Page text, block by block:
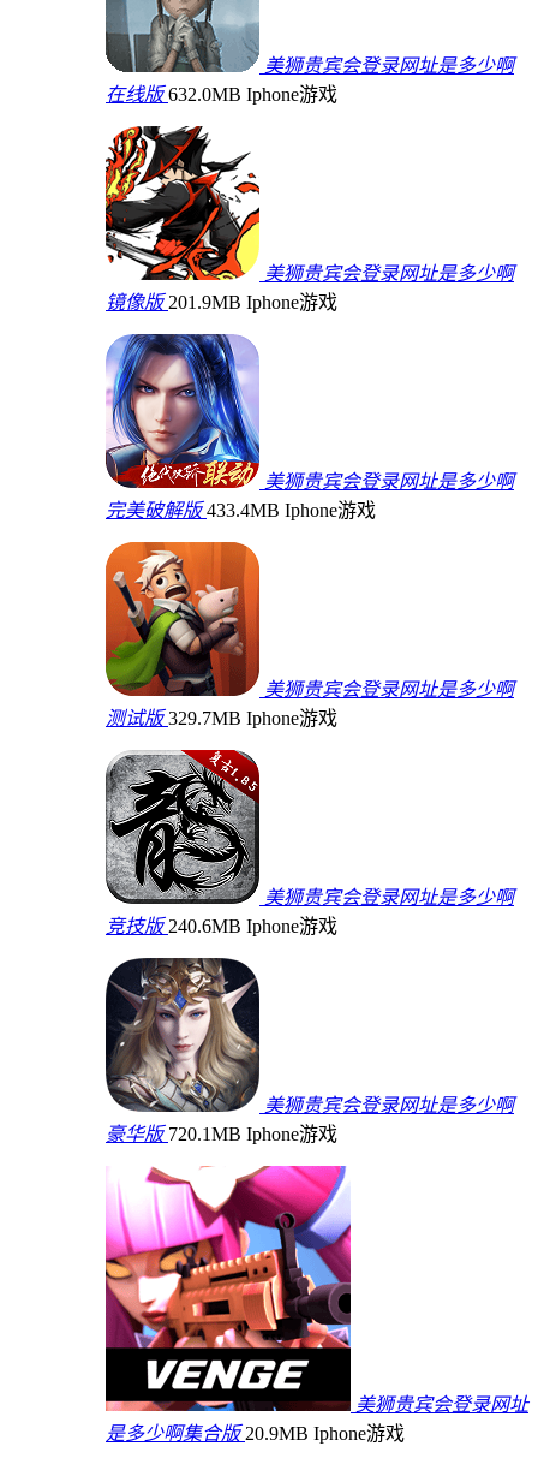
美狮贵宾会登录网址是多少啊
在线版 632.0MB Iphone游戏
美狮贵宾会登录网址是多少啊
镜像版 201.9MB Iphone游戏
美狮贵宾会登录网址是多少啊
完美破解版 433.4MB Iphone游戏
美狮贵宾会登录网址是多少啊
测试版 329.7MB Iphone游戏
美狮贵宾会登录网址是多少啊
竞技版 240.6MB Iphone游戏
美狮贵宾会登录网址是多少啊
豪华版 720.1MB Iphone游戏
美狮贵宾会登录网址
是多少啊集合版 20.9MB Iphone游戏